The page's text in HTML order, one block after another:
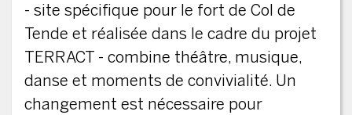
- site spécifique pour le fort de Col de
Tende et réalisée dans le cadre du projet
TERRACT - combine théâtre, musique,
danse et moments de convivialité. Un
changement est nécessaire pour